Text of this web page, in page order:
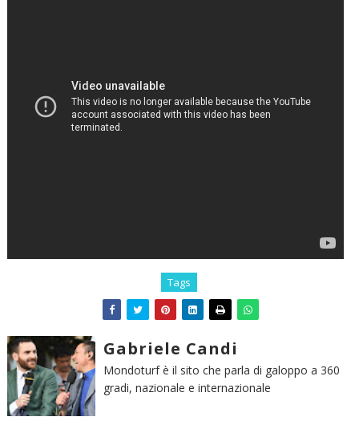
Tags
Gabriele Candi
Mondoturf è il sito che parla di galoppo a 360
gradi, nazionale e internazionale